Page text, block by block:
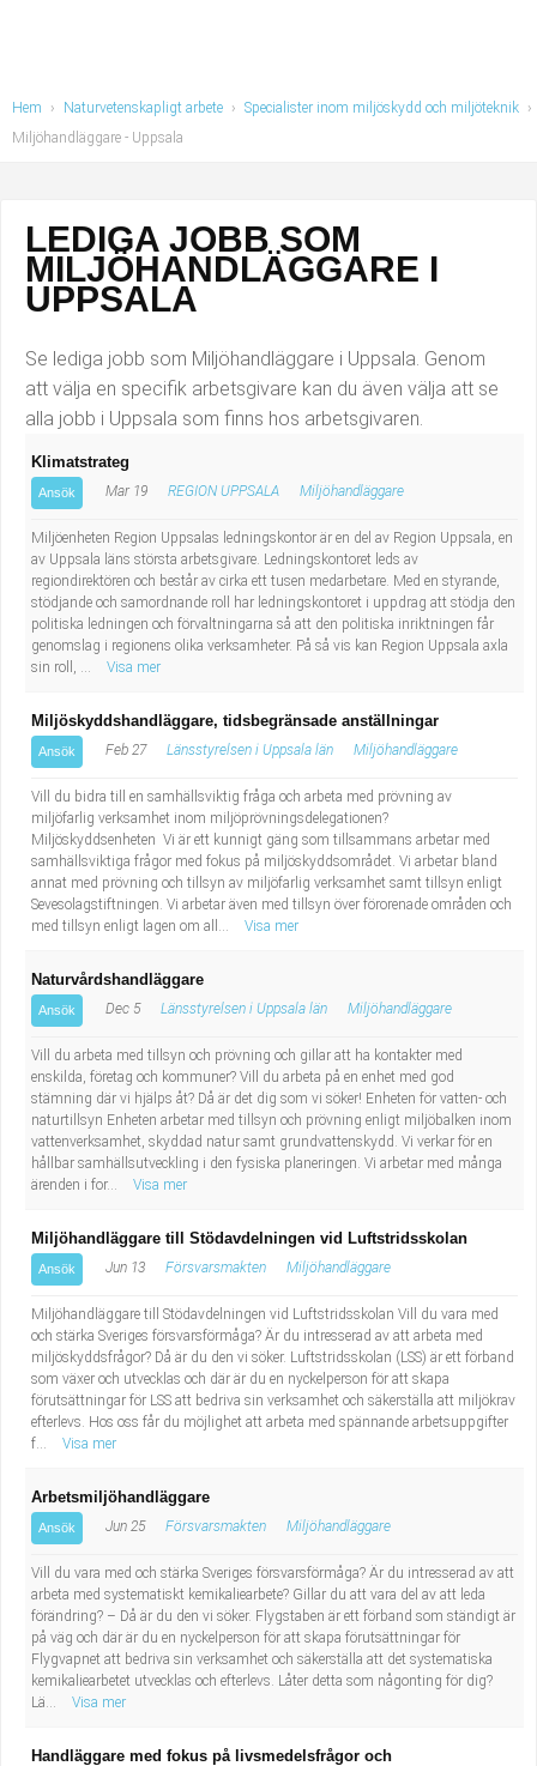
Kropps- och skönhetsvård
Militärt arbete
Naturbruk
Naturvetenskapligt arbete
Pedagogiskt arbete
Sanering och renhållning
Socialt arbete
Säkerhetsarbete
Tekniskt arbete
Transport
Budbilsförare
Lärare i fritidshem/Fritidspedagog
Taxiförare/Taxichaufför
Läkarsekreterare/Vårdadmin/Medicinsk
sekreterare
Lastbilsförare m.fl.
Fastighetsskötare
Informatör/Kommunikatör
Brevbärare
Sjuksköterska, grundutbildad
Undersköterska, vård- o specialavd. o mottagning
Bibliotekarie
Lärare i gymnasiet
Hem › Naturvetenskapligt arbete › Specialister inom miljöskydd och miljöteknik ›
Miljöhandläggare - Uppsala
LEDIGA JOBB SOM
MILJÖHANDLÄGGARE I
UPPSALA
Se lediga jobb som Miljöhandläggare i Uppsala. Genom
att välja en specifik arbetsgivare kan du även välja att se
alla jobb i Uppsala som finns hos arbetsgivaren.
Klimatstrateg
Ansök Mar 19 REGION UPPSALA Miljöhandläggare
Miljöenheten Region Uppsalas ledningskontor är en del av Region Uppsala, en
av Uppsala läns största arbetsgivare. Ledningskontoret leds av
regiondirektören och består av cirka ett tusen medarbetare. Med en styrande,
stödjande och samordnande roll har ledningskontoret i uppdrag att stödja den
politiska ledningen och förvaltningarna så att den politiska inriktningen får
genomslag i regionens olika verksamheter. På så vis kan Region Uppsala axla
sin roll, ...
Visa mer
Miljöskyddshandläggare, tidsbegränsade anställningar
Ansök Feb 27 Länsstyrelsen i Uppsala län Miljöhandläggare
Vill du bidra till en samhällsviktig fråga och arbeta med prövning av
miljöfarlig verksamhet inom miljöprövningsdelegationen?
Miljöskyddsenheten Vi är ett kunnigt gäng som tillsammans arbetar med
samhällsviktiga frågor med fokus på miljöskyddsområdet. Vi arbetar bland
annat med prövning och tillsyn av miljöfarlig verksamhet samt tillsyn enligt
Sevesolagstiftningen. Vi arbetar även med tillsyn över förorenade områden och
med tillsyn enligt lagen om all...
Visa mer
Naturvårdshandläggare
Ansök Dec 5 Länsstyrelsen i Uppsala län Miljöhandläggare
Vill du arbeta med tillsyn och prövning och gillar att ha kontakter med
enskilda, företag och kommuner? Vill du arbeta på en enhet med god
stämning där vi hjälps åt? Då är det dig som vi söker! Enheten för vatten- och
naturtillsyn Enheten arbetar med tillsyn och prövning enligt miljöbalken inom
vattenverksamhet, skyddad natur samt grundvattenskydd. Vi verkar för en
hållbar samhällsutveckling i den fysiska planeringen. Vi arbetar med många
ärenden i for...
Visa mer
Miljöhandläggare till Stödavdelningen vid Luftstridsskolan
Ansök Jun 13 Försvarsmakten Miljöhandläggare
Miljöhandläggare till Stödavdelningen vid Luftstridsskolan Vill du vara med
och stärka Sveriges försvarsförmåga? Är du intresserad av att arbeta med
miljöskyddsfrågor? Då är du den vi söker. Luftstridsskolan (LSS) är ett förband
som växer och utvecklas och där är du en nyckelperson för att skapa
förutsättningar för LSS att bedriva sin verksamhet och säkerställa att miljökrav
efterlevs. Hos oss får du möjlighet att arbeta med spännande arbetsuppgifter
f...
Visa mer
Arbetsmiljöhandläggare
Ansök Jun 25 Försvarsmakten Miljöhandläggare
Vill du vara med och stärka Sveriges försvarsförmåga? Är du intresserad av att
arbeta med systematiskt kemikaliearbete? Gillar du att vara del av att leda
förändring? – Då är du den vi söker. Flygstaben är ett förband som ständigt är
på väg och där är du en nyckelperson för att skapa förutsättningar för
Flygvapnet att bedriva sin verksamhet och säkerställa att det systematiska
kemikaliearbetet utvecklas och efterlevs. Låter detta som någonting för dig?
Lä...
Visa mer
Handläggare med fokus på livsmedelsfrågor och